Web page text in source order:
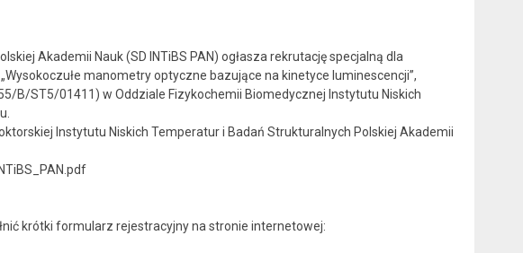
Akademii Nauk (SD INTiBS PAN) ogłasza rekrutację specjalną dla
manometry optyczne bazujące na kinetyce luminescencji”,
B/ST5/01411) w Oddziale Fizykochemii Biomedycznej Instytutu Niskich
Instytutu Niskich Temperatur i Badań Strukturalnych Polskiej Akademii
krótki formularz rejestracyjny na stronie internetowej: